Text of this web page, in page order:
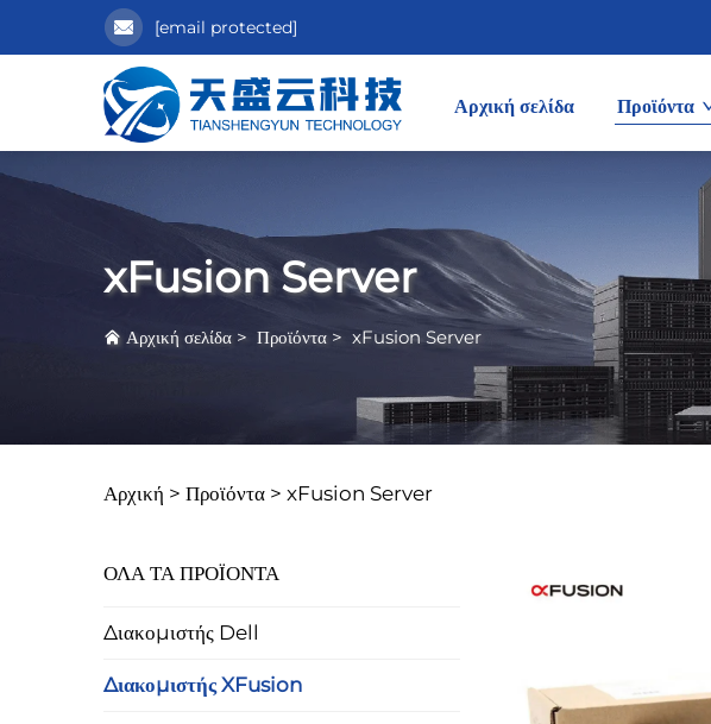
[email protected]
Αρχική σελίδα Προϊόντα
xFusion Server
Αρχική σελίδα > Προϊόντα > xFusion Server
Αρχική > Προϊόντα > xFusion Server
ΟΛΑ ΤΑ ΠΡΟΪΟΝΤΑ
Διακομιστής Dell
Διακομιστής XFusion